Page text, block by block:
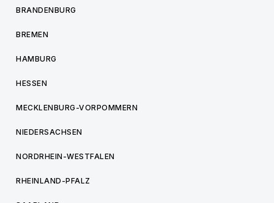
BRANDENBURG
BREMEN
HAMBURG
HESSEN
MECKLENBURG-VORPOMMERN
NIEDERSACHSEN
NORDRHEIN-WESTFALEN
RHEINLAND-PFALZ